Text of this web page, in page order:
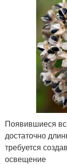
Появившиеся
достаточно
требуется
освещение